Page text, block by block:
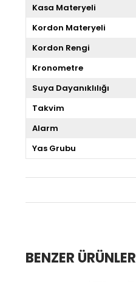
Kasa Materyeli
Kordon Materyeli
Kordon Rengi
Kronometre
Suya Dayanıklılığı
Takvim
Alarm
Yas Grubu
BENZER ÜRÜNLER